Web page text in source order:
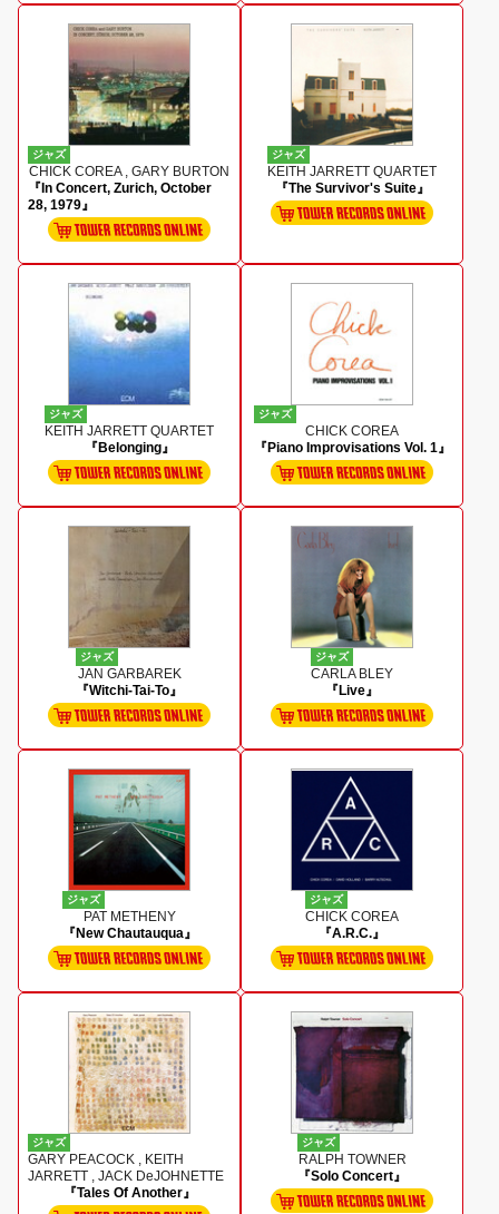
ジャズ
CHICK COREA , GARY BURTON
『In Concert, Zurich, October
28, 1979』
ジャズ
KEITH JARRETT QUARTET
『The Survivor's Suite』
ジャズ
KEITH JARRETT QUARTET
『Belonging』
ジャズ
CHICK COREA
『Piano Improvisations Vol. 1』
ジャズ
JAN GARBAREK
『Witchi-Tai-To』
ジャズ
CARLA BLEY
『Live』
ジャズ
PAT METHENY
『New Chautauqua』
ジャズ
CHICK COREA
『A.R.C.』
ジャズ
GARY PEACOCK , KEITH
JARRETT , JACK DeJOHNETTE
『Tales Of Another』
ジャズ
RALPH TOWNER
『Solo Concert』